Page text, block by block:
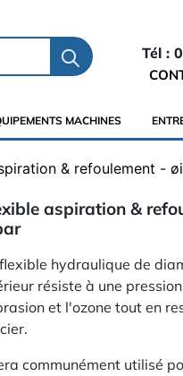
Tél :
MACHINES
& refoulement -
aspiration &
hydraulique de
résiste à une
et l'ozone tout en
communément utilisé